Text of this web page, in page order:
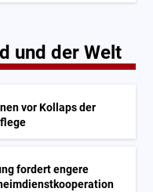
und der Welt
vor Kollaps der
fordert engere